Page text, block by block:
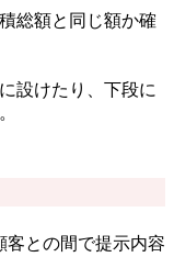
総額と同じ額か確
設けたり、下段に
客との間で提示内容